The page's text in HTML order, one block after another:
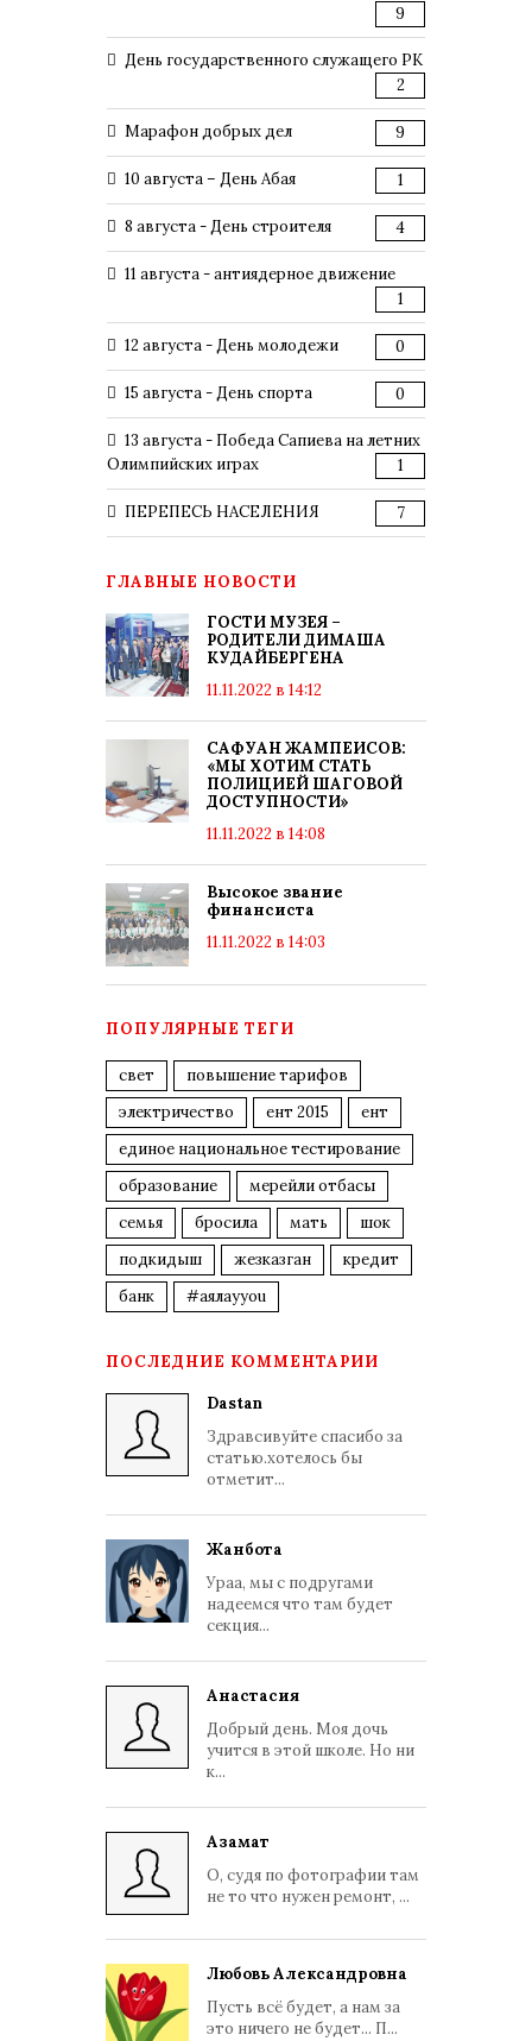
9
День государственного служащего РК
2
Марафон добрых дел 9
10 августа – День Абая 1
8 августа - День строителя 4
11 августа - антиядерное движение
1
12 августа - День молодежи 0
15 августа - День спорта 0
13 августа - Победа Сапиева на летних
Олимпийских играх
1
ПЕРЕПЕСЬ НАСЕЛЕНИЯ 7
ГЛАВНЫЕ НОВОСТИ
ГОСТИ МУЗЕЯ –
РОДИТЕЛИ ДИМАША
КУДАЙБЕРГЕНА
11.11.2022 в 14:12
САФУАН ЖАМПЕИСОВ:
«МЫ ХОТИМ СТАТЬ
ПОЛИЦИЕЙ ШАГОВОЙ
ДОСТУПНОСТИ»
11.11.2022 в 14:08
Высокое звание
финансиста
11.11.2022 в 14:03
ПОПУЛЯРНЫЕ ТЕГИ
свет
повышение тарифов
электричество
ент 2015
ент
единое национальное тестирование
образование
мерейли отбасы
семья
бросила мать
шок
подкидыш
жезказган
кредит
банк
#аялауyou
ПОСЛЕДНИЕ КОММЕНТАРИИ
Dastan
Здравсивуйте спасибо за
статью.хотелось бы
отметит...
Жанбота
Ураа, мы с подругами
надеемся что там будет
секция...
Анастасия
Добрый день. Моя дочь
учится в этой школе. Но ни
к...
Азамат
О, судя по фотографии там
не то что нужен ремонт, ...
Любовь Александровна
Пусть всё будет, а нам за
это ничего не будет... П...